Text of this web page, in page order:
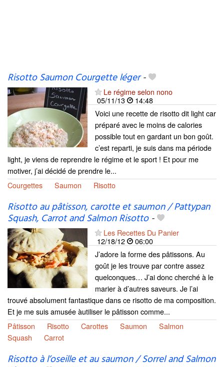
Risotto Saumon Courgette léger-
Le régime selon nono
05/11/13
14:48
Voici une recette de risotto dit light car
préparé avec le moins de calories
possible tout en gardant un bon goût.
c’est reparti, je suis dans ma période
light, je viens de reprendre le régime et le sport ! Et pour me
motiver, j’ai décidé de prendre le...
Courgettes
Saumon Risotto
Risotto au pâtisson, carotte et saumon / Pattypan
Squash, Carrot and Salmon Risotto-
Les Recettes Du Panier
12/18/12
06:00
J’adore la forme des pâtissons. Au
goût je les trouve par contre assez
quelconques… J’ai donc cherché à le
marier à d’autres saveurs. Je l’ai
trouvé absolument fantastique dans ce risotto de ma composition.
Et je me suis amusée àutiliser le pâtisson comme...
Pâtisson
Risotto Carottes Saumon
Salmon
Squash
Carrot
Risotto à l’oseille et au saumon / Sorrel and Salmon